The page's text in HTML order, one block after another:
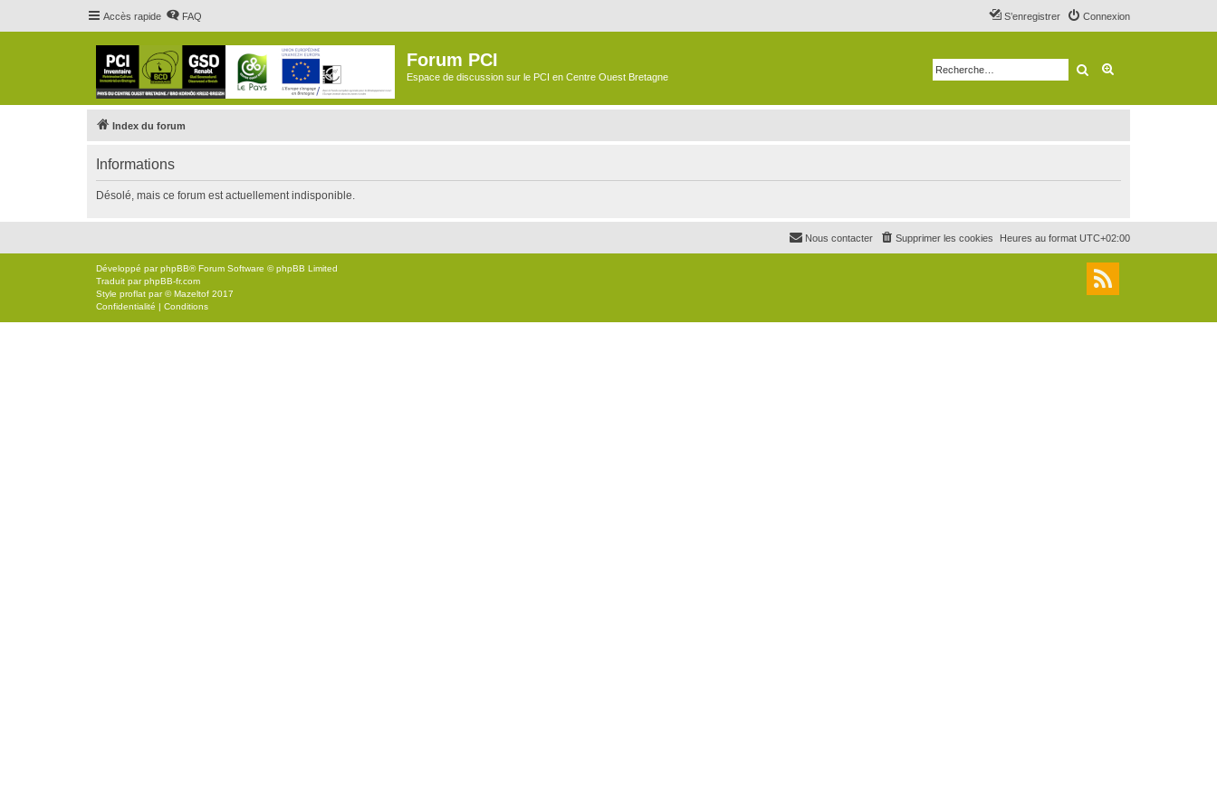
Accès rapide FAQ Connexion
S’enregistrer
Forum PCI
Espace de discussion sur le PCI en Centre Ouest Bretagne Rechercher
Index du forum
Informations
Désolé, mais ce forum est actuellement indisponible.
Heures au format UTC+02:00
Supprimer les cookies
Nous contacter
Développé parphpBB® Forum Software © phpBB Limited
Traduit parphpBB-fr.com
Style proflat par ©Mazeltof 2017
Confidentialité | Conditions